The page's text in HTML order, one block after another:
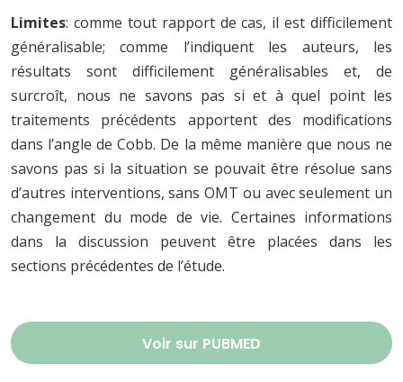
Limites: comme tout rapport de cas, il est difficilement
généralisable; comme l’indiquent les auteurs, les
résultats sont difficilement généralisables et, de
surcroît, nous ne savons pas si et à quel point les
traitements précédents apportent des modifications
dans l’angle de Cobb. De la même manière que nous ne
savons pas si la situation se pouvait être résolue sans
d’autres interventions, sans OMT ou avec seulement un
changement du mode de vie. Certaines informations
dans la discussion peuvent être placées dans les
sections précédentes de l’étude.
Voir sur PUBMED